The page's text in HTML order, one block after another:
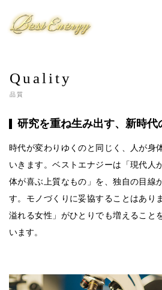
Quality
品質
研究を重ね生み出す、新時代
時代が変わりゆくのと同じく、人が身
いきます。ベストエナジーは「現代人
体が喜ぶ上質なもの」を、独自の目線
す。モノづくりに妥協することはあり
溢れる女性」がひとりでも増えること
います。